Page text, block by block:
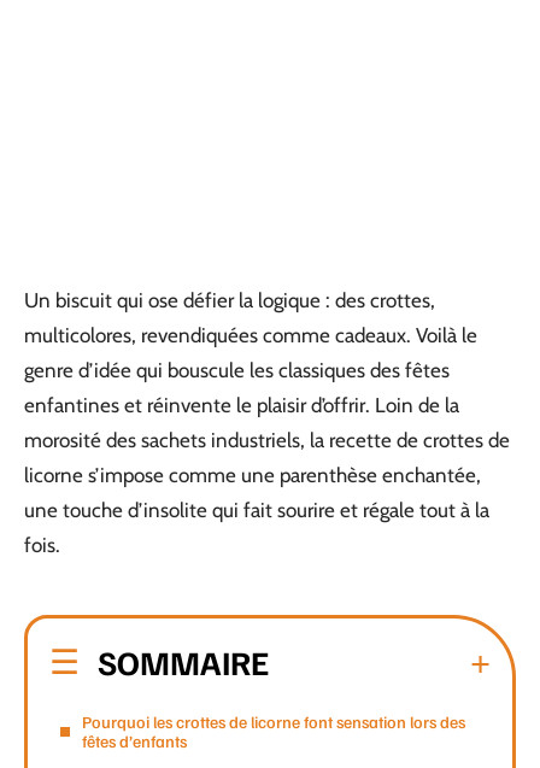
Un biscuit qui ose défier la logique : des crottes,
multicolores, revendiquées comme cadeaux. Voilà le
genre d’idée qui bouscule les classiques des fêtes
enfantines et réinvente le plaisir d’offrir. Loin de la
morosité des sachets industriels, la recette de crottes de
licorne s’impose comme une parenthèse enchantée,
une touche d’insolite qui fait sourire et régale tout à la
fois.
SOMMAIRE
Pourquoi les crottes de licorne font sensation lors des
fêtes d’enfants